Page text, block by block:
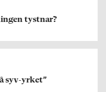
tystnar?
syv-yrket”